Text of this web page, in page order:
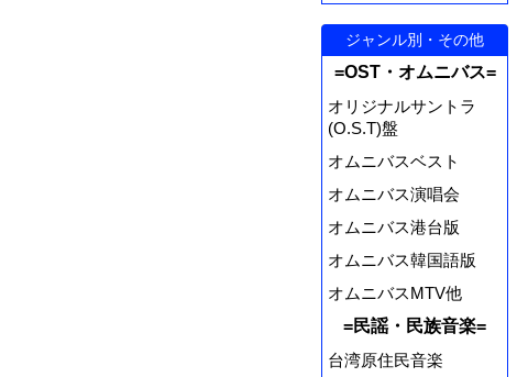
ジャンル別・その他
=OST・オムニバス=
オリジナルサントラ
(O.S.T)盤
オムニバスベスト
オムニバス演唱会
オムニバス港台版
オムニバス韓国語版
オムニバスMTV他
=民謡・民族音楽=
台湾原住民音楽